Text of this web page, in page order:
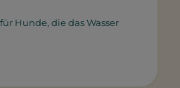
Hunde, die das Wasser